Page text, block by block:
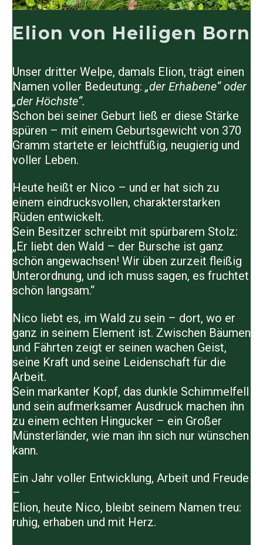
Elion von Heiligen Born
Unser dritter Welpe, damals Elion, trägt einen
Namen voller Bedeutung: „der Erhabene“ oder
„der Höchste“.
Schon bei seiner Geburt ließ er diese Stärke
spüren – mit einem Geburtsgewicht von 370
Gramm startete er leichtfüßig, neugierig und
voller Leben.
Heute heißt er Nico – und er hat sich zu
einem eindrucksvollen, charakterstarken
Rüden entwickelt.
Sein Besitzer schreibt mit spürbarem Stolz:
„Er liebt den Wald – der Bursche ist ganz
schön angewachsen! Wir üben zurzeit fleißig
Unterordnung, und ich muss sagen, es fruchtet
schön langsam.“
Nico liebt es, im Wald zu sein – dort, wo er
ganz in seinem Element ist. Zwischen Bäumen
und Fährten zeigt er seinen wachen Geist,
seine Kraft und seine Leidenschaft für die
Arbeit.
Sein markanter Kopf, das dunkle Schimmelfell
und sein aufmerksamer Ausdruck machen ihn
zu einem echten Hingucker – ein Großer
Münsterländer, wie man ihn sich nur wünschen
kann.
Ein Jahr voller Entwicklung, Arbeit und Freude
–
Elion, heute Nico, bleibt seinem Namen treu:
ruhig, erhaben und mit Herz.